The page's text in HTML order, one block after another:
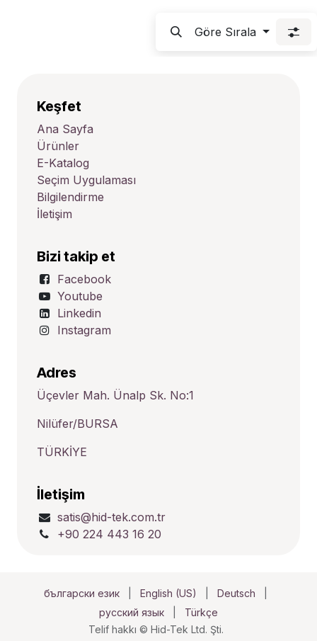
Göre Sırala
Keşfet
Ana Sayfa
Ürünler
E-Katalog
Seçim Uygulaması
Bilgilendirme
İletişim
Bizi takip et
Facebook
Youtube
Linkedin
Instagram
Adres
Üçevler Mah. Ünalp Sk. No:1
Nilüfer/BURSA
TÜRKİYE
İletişim
satis@hid-tek.com.tr
+90 224 443 16 20
Telif hakkı © Hid-Tek Ltd. Şti.
български език English (US) Deutsch
русский язык
Türkçe